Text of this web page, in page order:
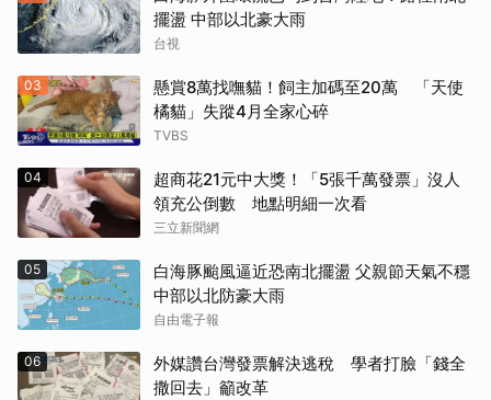
擺盪 中部以北豪大雨
台視
03
懸賞8萬找嘸貓！飼主加碼至20萬 「天使
橘貓」失蹤4月全家心碎
TVBS
04
超商花21元中大獎！「5張千萬發票」沒人
領充公倒數 地點明細一次看
三立新聞網
05
白海豚颱風逼近恐南北擺盪 父親節天氣不穩
中部以北防豪大雨
自由電子報
06
外媒讚台灣發票解決逃稅 學者打臉「錢全
撒回去」籲改革